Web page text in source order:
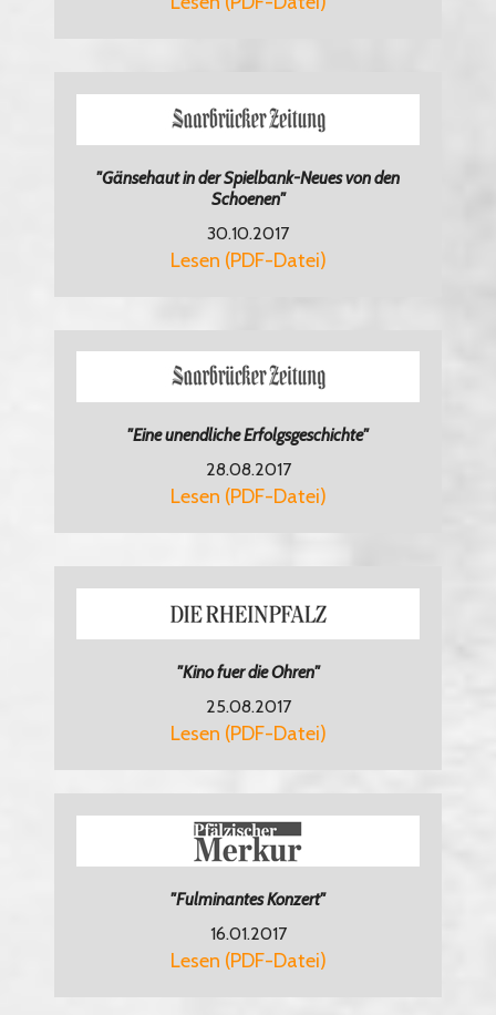
"Gänsehaut in der Spielbank-Neues von den
Schoenen"
30.10.2017
Lesen (PDF-Datei)
"Eine unendliche Erfolgsgeschichte"
28.08.2017
Lesen (PDF-Datei)
"Kino fuer die Ohren"
25.08.2017
Lesen (PDF-Datei)
"Fulminantes Konzert"
16.01.2017
Lesen (PDF-Datei)